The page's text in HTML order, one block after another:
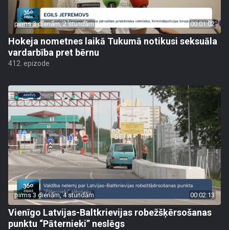
pirms 3 dienām, 2 stundām 00:01:02
Hokeja nometnes laikā Tukumā notikusi seksuāla
vardarbība pret bērnu
412. epizode
pirms 3 dienām, 4 stundām 00:02:13
Vienīgo Latvijas-Baltkrievijas robežšķērsošanas
punktu “Pāternieki” neslēgs